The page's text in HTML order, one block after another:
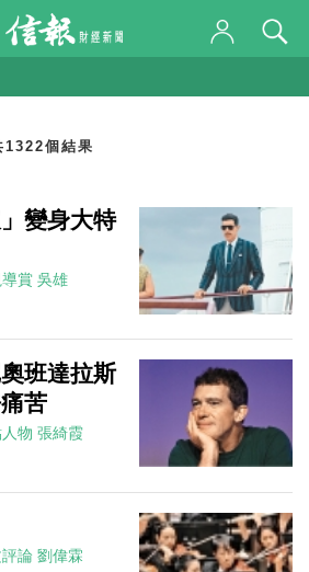
1322個結果
變身大特
賞 吳雄
班達拉斯
苦
物 張綺霞
論 劉偉霖